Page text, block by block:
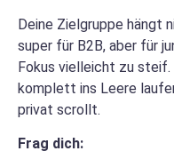
Deine Zielgruppe hängt
super für B2B, aber für
Fokus vielleicht zu
komplett ins Leere
privat scrollt.
Frag dich: